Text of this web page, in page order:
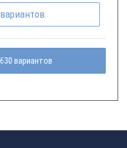
вариантов
вариантов